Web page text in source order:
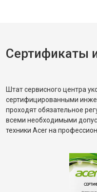
Сертификаты
Штат сервисного центра
сертифицированными
проходят обязательное
всеми необходимыми
техники Acer на